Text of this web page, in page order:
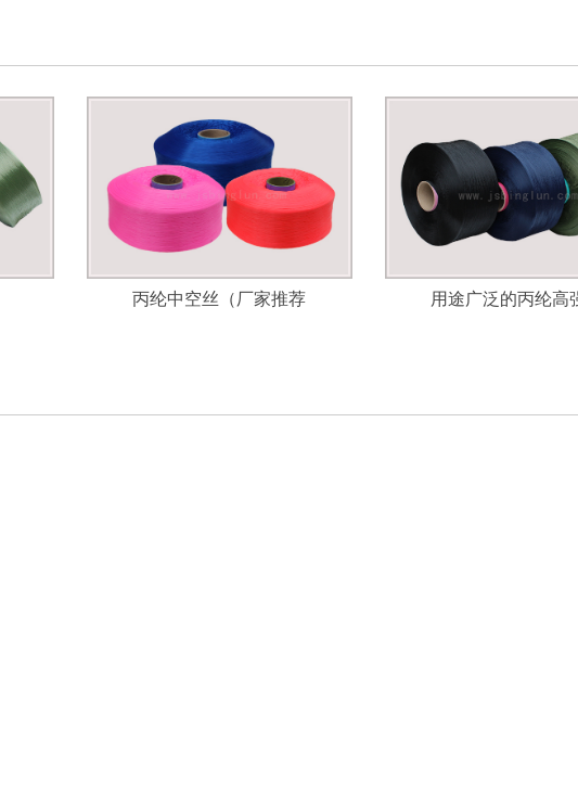
丙纶中空丝（厂家推荐 用途广泛的丙纶高